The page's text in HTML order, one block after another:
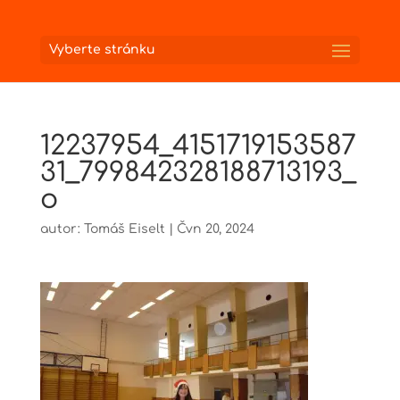
Vyberte stránku
12237954_4151719153587
31_799842328188713193_
o
autor: Tomáš Eiselt Čvn 20, 2024